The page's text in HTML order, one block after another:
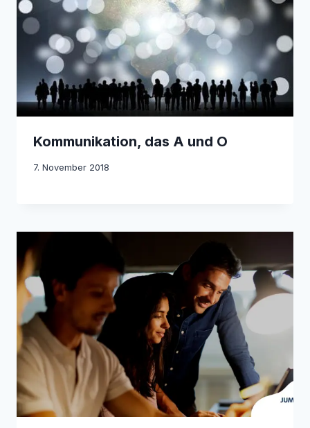
Kommunikation, das A und O
7. November 2018